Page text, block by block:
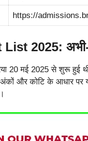
https://
2025:
20 मई 2025 से शुरू हुई
अंकों और कोटि के आधार